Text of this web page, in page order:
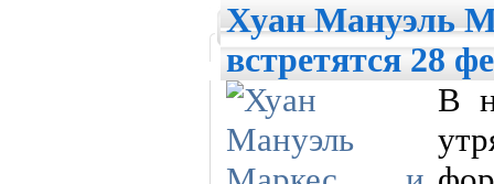
Хуан Мануэль
встретятся 28
В